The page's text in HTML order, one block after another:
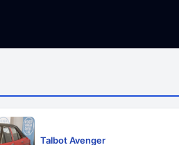
Talbot Avenger